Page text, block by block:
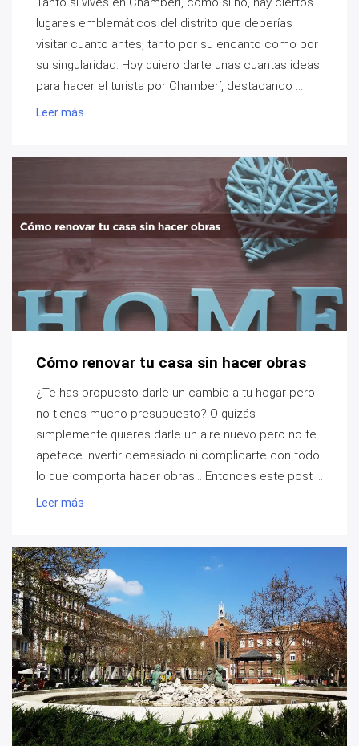
lugares emblemáticos del distrito que deberías
visitar cuanto antes, tanto por su encanto como por
su singularidad. Hoy quiero darte unas cuantas ideas
para hacer el turista por Chamberí, destacando ...
Leer más
Cómo renovar tu casa sin hacer obras
¿Te has propuesto darle un cambio a tu hogar pero
no tienes mucho presupuesto? O quizás
simplemente quieres darle un aire nuevo pero no te
apetece invertir demasiado ni complicarte con todo
lo que comporta hacer obras… Entonces este post ...
Leer más